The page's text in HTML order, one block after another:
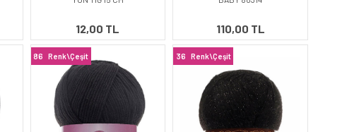
12,00 TL 110,00 TL
86 Renk\Çeşit 36 Renk\Çeşit